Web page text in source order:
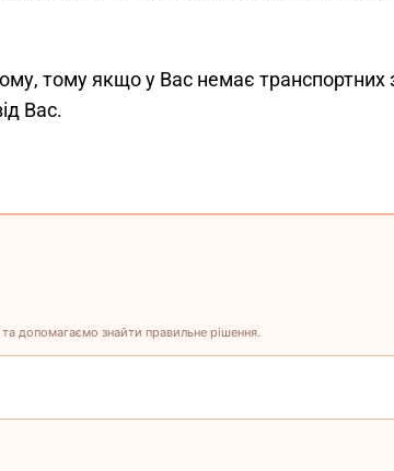
тому якщо у Вас немає транспортних
Вас.